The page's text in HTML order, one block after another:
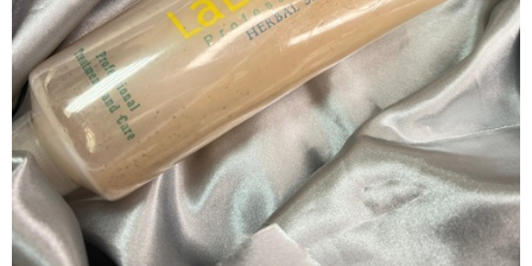
１．透過由恩沛科技股份有限公司提供之「AFTEE先享後付」服務完成之交
易，需依本服務之必要範圍內提供個人資料，並將交易相關給付款項請求債
權轉讓予恩沛科技股份有限公司。
２．關於個人資料處理事宜，請瀏覽以下網址：
https://aftee.tw/terms/#terms3
３．未成年的使用者請事先徵得法定代理人或監護人之同意方可使用
「AFTEE先享後付」，若未經同意申辦者引起之損失，本公司不負相關責
任。
４．使用「AFTEE先享後付」時，將依據個別帳號之用戶狀況，依本公司即
時審查核予不同之上限額度；若仍有額度不足之情形，本公司將視審查結果
請求用戶進行身份認證。
５．嚴禁一人註冊多個帳號或使用他人資訊註冊。若發現惡意使用之情形，